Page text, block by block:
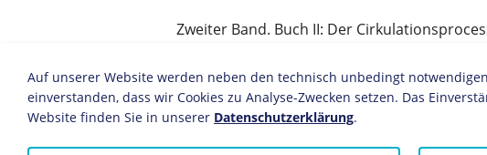
Zweiter Band. Buch II: Der
Herausgeber: Friedrich Engels
Verlag: Otto Meissner
Hamburg, 1885 (1. Auflage)
Bildnachweis: Deutsches Historisches
Auf unserer Website werden neben den technisch unbedingt
einverstanden, dass wir Cookies zu Analyse-Zwecken setzen. Das
Website finden Sie in unserer Datenschutzerklärung.